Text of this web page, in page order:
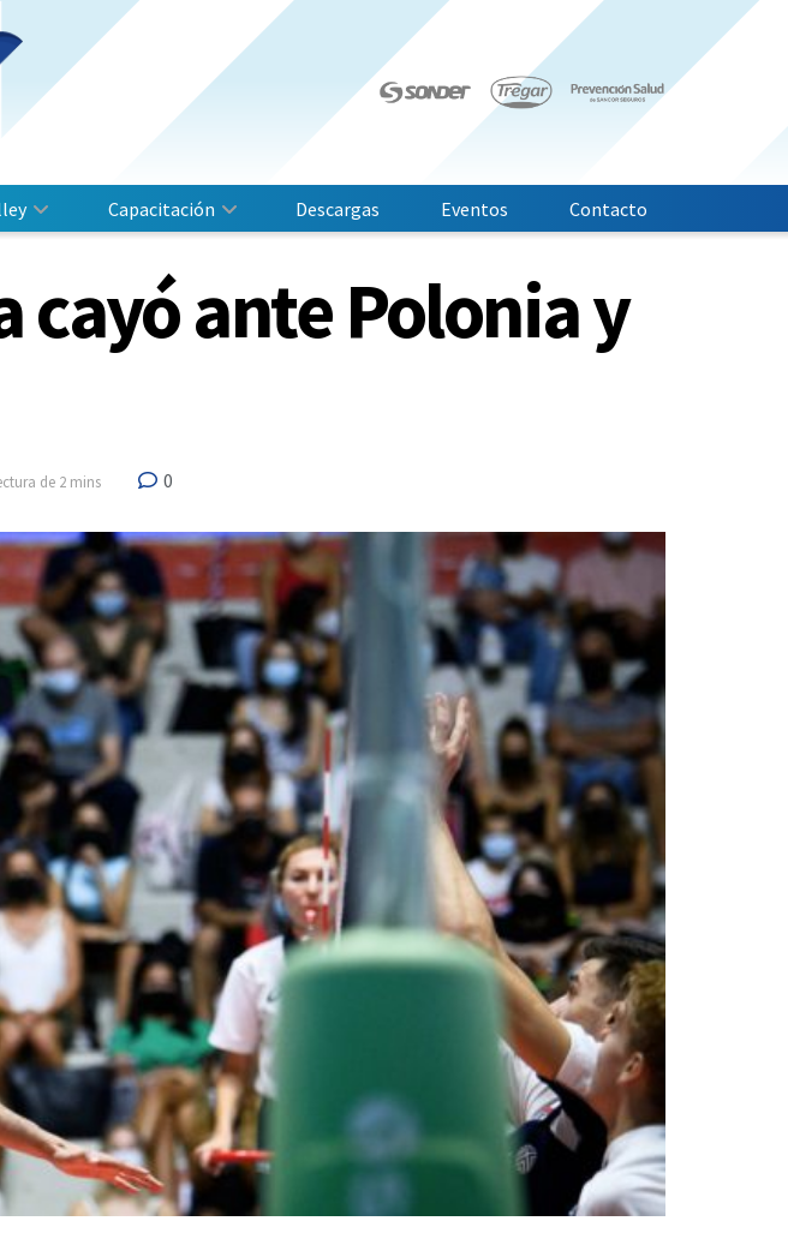
Capacitación Descargas Eventos Contacto
cayó ante Polonia y
de 2 mins 0